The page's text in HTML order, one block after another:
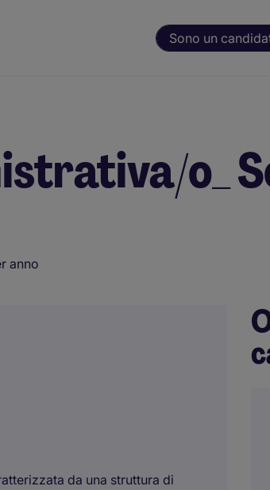
Sono un
o_
anno
da una struttura di